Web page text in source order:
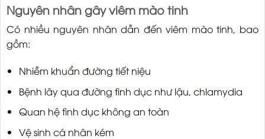
Nguyên nhân gây viêm mào tinh
Có nhiều nguyên nhân dẫn đến viêm mào tinh, bao
gồm:
Nhiễm khuẩn đường tiết niệu
Bệnh lây qua đường tình dục như lậu, chlamydia
Quan hệ tình dục không an toàn
Vệ sinh cá nhân kém